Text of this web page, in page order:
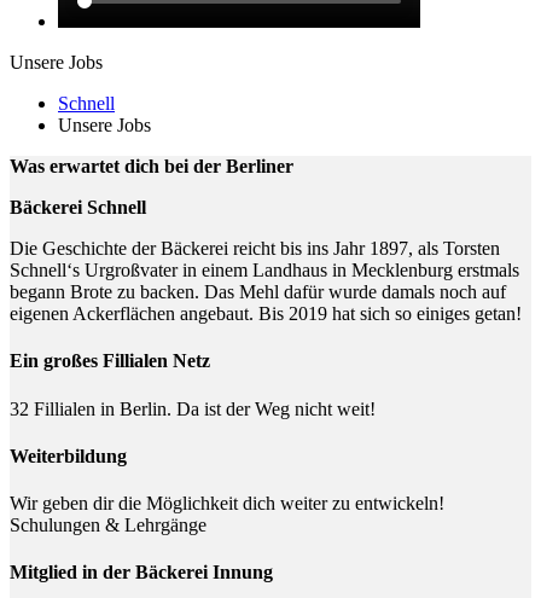
Unsere Jobs
Schnell
Unsere Jobs
Was erwartet dich bei der Berliner
Bäckerei Schnell
Die Geschichte der Bäckerei reicht bis ins Jahr 1897, als Torsten
Schnell‘s Urgroßvater in einem Landhaus in Mecklenburg erstmals
begann Brote zu backen. Das Mehl dafür wurde damals noch auf
eigenen Ackerflächen angebaut. Bis 2019 hat sich so einiges getan!
Ein großes Fillialen Netz
32 Fillialen in Berlin. Da ist der Weg nicht weit!
Weiterbildung
Wir geben dir die Möglichkeit dich weiter zu entwickeln!
Schulungen & Lehrgänge
Mitglied in der Bäckerei Innung